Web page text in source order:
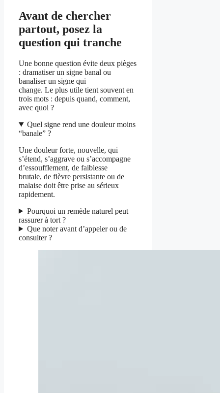
Avant de chercher
partout, posez la
question qui tranche
Une bonne question évite deux pièges
: dramatiser un signe banal ou
banaliser un signe qui
change. Le plus utile tient souvent en
trois mots : depuis quand, comment,
avec quoi ?
Quel signe rend une douleur moins
“banale” ?
Une douleur forte, nouvelle, qui
s’étend, s’aggrave ou s’accompagne
d’essoufflement, de faiblesse
brutale, de fièvre persistante ou de
malaise doit être prise au sérieux
rapidement.
Pourquoi un remède naturel peut
rassurer à tort ?
Que noter avant d’appeler ou de
consulter ?